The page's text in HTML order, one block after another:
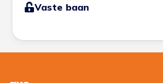
Vaste baan